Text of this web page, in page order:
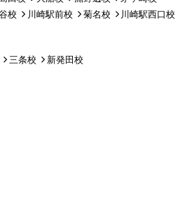
校 川崎駅前校 菊名校 川崎駅西口校
三条校 新発田校